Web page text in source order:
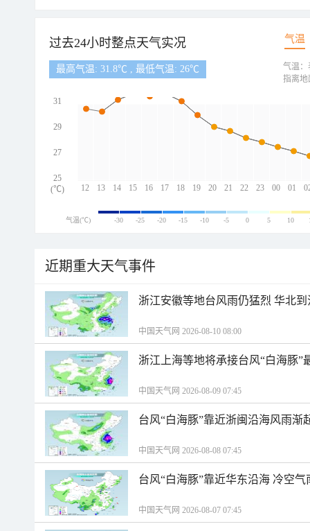
过去24小时整点天气实况 气温
最高气温: 31.8℃ , 最低气温: 26℃
12 13 14 15 16 17 18 19 20 21 22 23 00 01
31
29
27
25
(℃)
气温：
指离地
气温(℃) -30 -25 -20 -15 -10 -5 0 5 10
近期重大天气事件
浙江安徽等地台风雨仍猛烈 华北
中国天气网 2026-08-10 08:00
浙江上海等地将承接台风“白海豚”
中国天气网 2026-08-09 07:45
台风“白海豚”靠近浙闽沿海风雨渐
中国天气网 2026-08-08 07:45
台风“白海豚”靠近华东沿海 冷空
中国天气网 2026-08-07 07:45